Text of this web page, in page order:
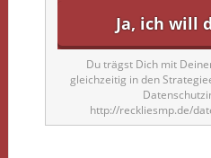
Du trägst Dich mit
gleichzeitig in den
http://reckliesmp.de/